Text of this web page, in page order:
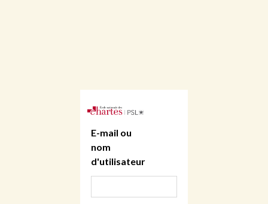
E-mail ou
nom
d'utilisateur